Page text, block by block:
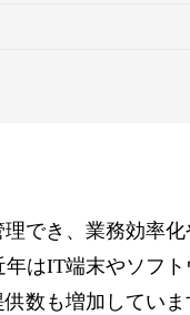
でき、業務効率
はIT端末やソフ
数も増加してい